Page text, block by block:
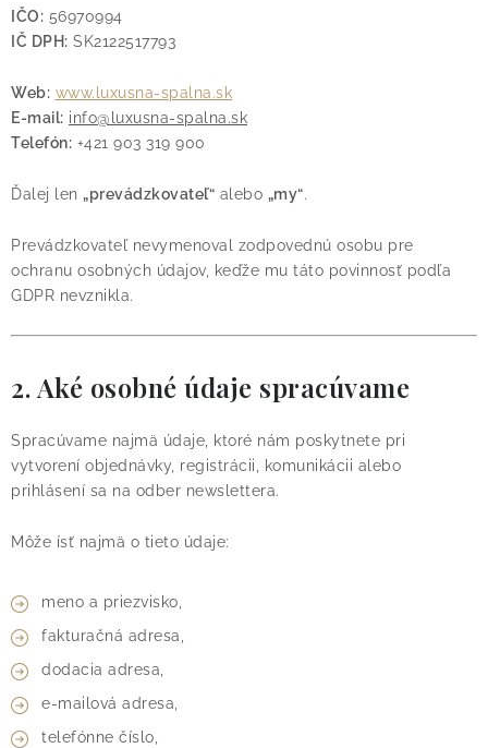
IČO: 56970994
IČ DPH: SK2122517793
Web: www.luxusna-spalna.sk
E-mail: info@luxusna-spalna.sk
Telefón: +421 903 319 900
Ďalej len „prevádzkovateľ“ alebo „my“.
Prevádzkovateľ nevymenoval zodpovednú osobu pre
ochranu osobných údajov, keďže mu táto povinnosť podľa
GDPR nevznikla.
2. Aké osobné údaje spracúvame
Spracúvame najmä údaje, ktoré nám poskytnete pri
vytvorení objednávky, registrácii, komunikácii alebo
prihlásení sa na odber newslettera.
Môže ísť najmä o tieto údaje:
meno a priezvisko,
fakturačná adresa,
dodacia adresa,
e-mailová adresa,
telefónne číslo,